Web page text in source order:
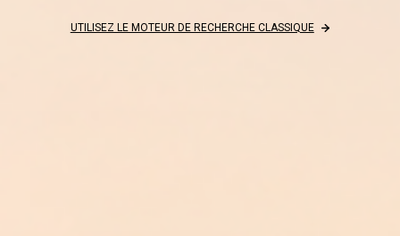
UTILISEZ LE MOTEUR DE RECHERCHE CLASSIQUE